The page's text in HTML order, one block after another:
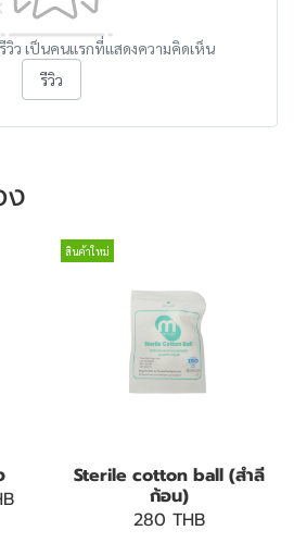
วิว เป็นคนแรกที่แสดงความคิดเห็น
รีวิว
ง
สินค้าใหม่
Sterile cotton ball (สำลี
ก้อน)
280 THB